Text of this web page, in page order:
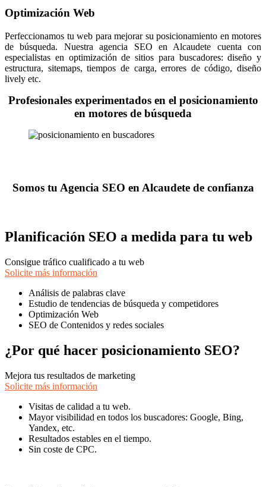
Optimización Web
Perfeccionamos tu web para mejorar su posicionamiento en motores
de búsqueda. Nuestra agencia SEO en Alcaudete cuenta con
especialistas en optimización de sitios para buscadores: diseño y
estructura, sitemaps, tiempos de carga, errores de código, diseño
lively etc.
Profesionales experimentados en el posicionamiento
en motores de búsqueda
Somos tu Agencia SEO en Alcaudete de confianza
Planificación SEO a medida para tu web
Consigue tráfico cualificado a tu web
Solicite más información
Análisis de palabras clave
Estudio de tendencias de búsqueda y competidores
Optimización Web
SEO de Contenidos y redes sociales
¿Por qué hacer posicionamiento SEO?
Mejora tus resultados de marketing
Solicite más información
Visitas de calidad a tu web.
Mayor visibilidad en todos los buscadores: Google, Bing,
Yandex, etc.
Resultados estables en el tiempo.
Sin coste de CPC.